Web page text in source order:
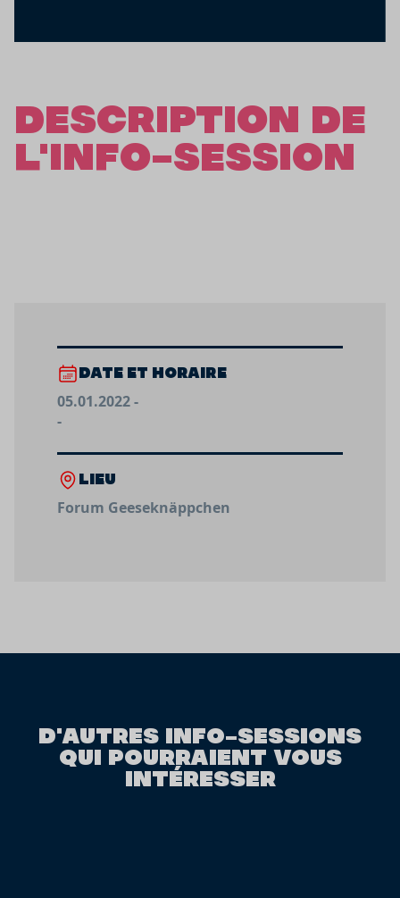
DESCRIPTION DE
L'INFO-SESSION
DATE ET HORAIRE
05.01.2022 -
-
LIEU
Forum Geeseknäppchen
D'AUTRES INFO-SESSIONS
QUI POURRAIENT VOUS
INTÉRESSER